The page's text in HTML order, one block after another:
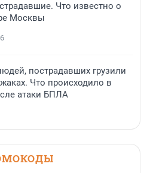
Что известно о
Москвы
пострадавших грузили
Что происходило в
атаки БПЛА